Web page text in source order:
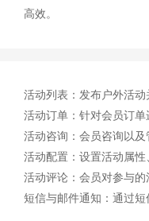
高效。
活动列表：发布户外活
活动订单：针对会员订单
活动咨询：会员咨询以及
活动配置：设置活动属
活动评论：会员对参与
短信与邮件通知：通过